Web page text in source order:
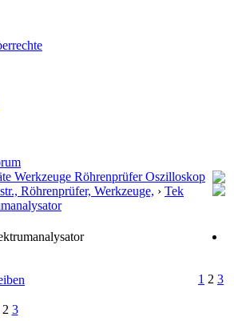
Werkzeuge Röhrenprüfer Oszilloskop
Röhrenprüfer, Werkzeuge, › Tek
1 2 3
2 3